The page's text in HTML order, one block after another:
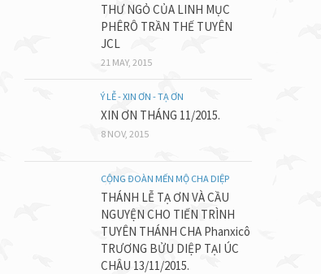
THƯ NGỎ CỦA LINH MỤC
PHÊRÔ TRẦN THẾ TUYÊN
JCL
21 MAY, 2015
Ý LỄ - XIN ƠN - TẠ ƠN
XIN ƠN THÁNG 11/2015.
8 NOV, 2015
CỘNG ĐOÀN MẾN MỘ CHA DIỆP
THÁNH LỄ TẠ ƠN VÀ CẦU
NGUYỆN CHO TIẾN TRÌNH
TUYÊN THÁNH CHA Phanxicô
TRƯƠNG BỬU DIỆP TẠI ÚC
CHÂU 13/11/2015.